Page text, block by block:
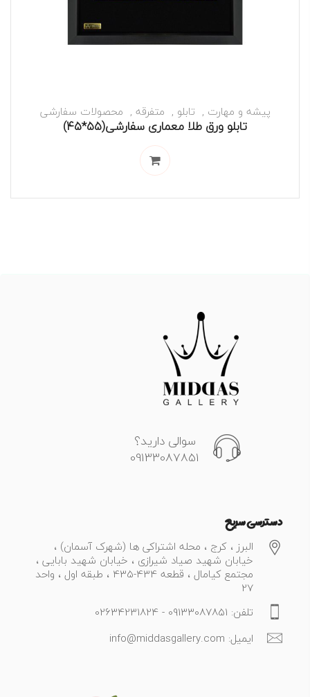
پیشه و مهارت تابلو متفرقه محصولات سفارشی
تابلو ورق طلا معماری سفارشی(۵۵*۴۵)
سوالی دارید؟
09133087851
دسترسی سریع
البرز ، کرج ، محله اشتراکی ها (شهرک آسمان) ،
خیابان شهید صیاد شیرازی ، خیابان شهید بابایی ،
مجتمع کیامال ، قطعه 434-435 ، طبقه اول ، واحد
27
تلفن: 09133087851 - 02634231824
ایمیل: info@middasgallery.com